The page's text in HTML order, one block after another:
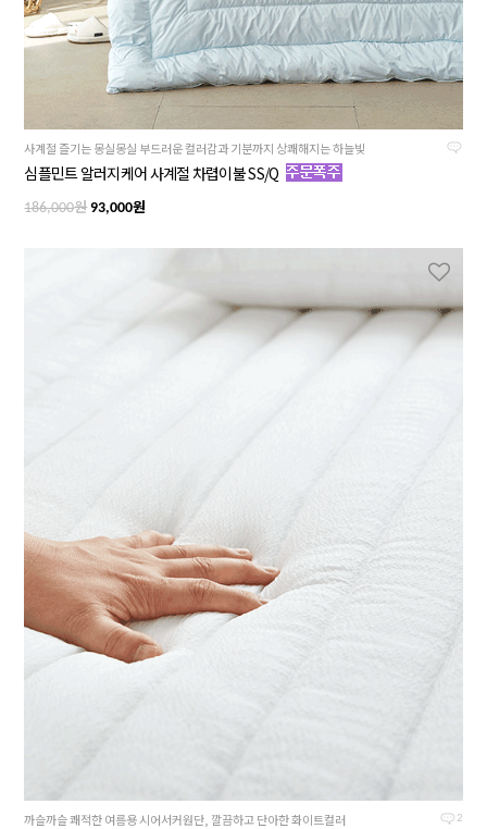
사계절 즐기는 몽실몽실 부드러운 컬러감과 기분까지 상쾌해지는 하늘빛
심플민트 알러지케어 사계절 차렵이불 SS/Q
186,000원93,000원
2
까슬까슬 쾌적한 여름용 시어서커원단, 깔끔하고 단아한 화이트컬러